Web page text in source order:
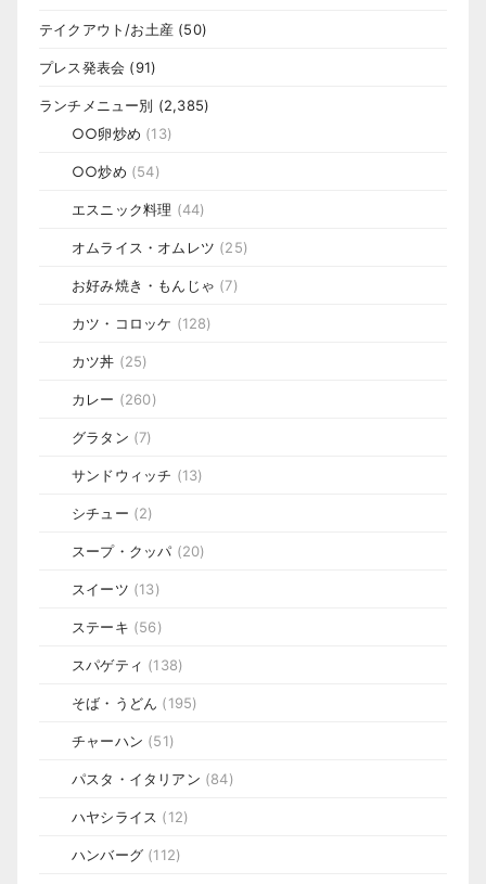
テイクアウト/お土産 (50)
プレス発表会 (91)
ランチメニュー別 (2,385)
○○卵炒め (13)
○○炒め (54)
エスニック料理 (44)
オムライス・オムレツ (25)
お好み焼き・もんじゃ (7)
カツ・コロッケ (128)
カツ丼 (25)
カレー (260)
グラタン (7)
サンドウィッチ (13)
シチュー (2)
スープ・クッパ (20)
スイーツ (13)
ステーキ (56)
スパゲティ (138)
そば・うどん (195)
チャーハン (51)
パスタ・イタリアン (84)
ハヤシライス (12)
ハンバーグ (112)